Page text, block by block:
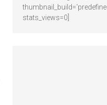
stats_views=0]